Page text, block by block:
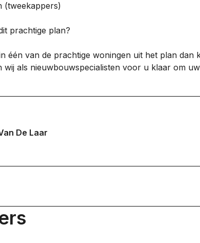
(tweekappers)
prachtige plan?
één van de prachtige woningen uit het plan
wij als nieuwbouwspecialisten voor u klaar om
De Laar